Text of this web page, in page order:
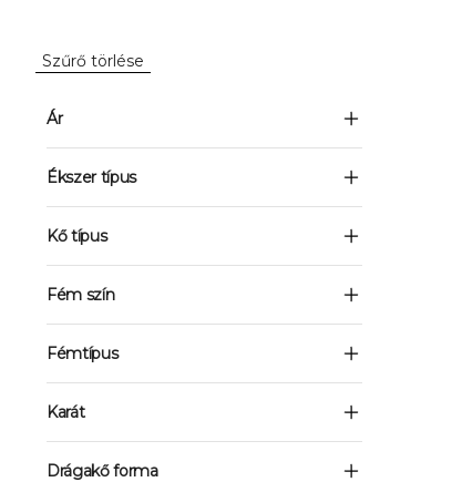
Szűrő törlése
Ár
Ékszer típus
Kő típus
Fém szín
Fémtípus
Karát
Drágakő forma